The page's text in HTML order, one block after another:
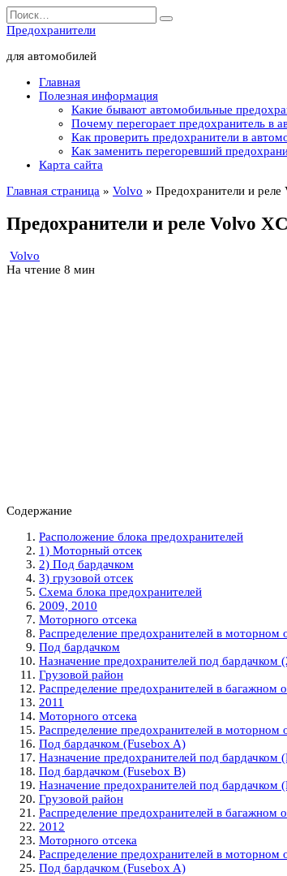
Перейти
к
содержанию
Search
for:
Предохранители
для автомобилей
Главная
Полезная информация
Какие бывают автомобильные
Почему перегорает предохранитель в
Как проверить предохранители в
Как заменить перегоревший
Карта сайта
Главная страница » Volvo » Предохранители и
Предохранители и реле Volvo
Volvo
На чтение 8 мин
Содержание
Расположение блока предохранителей
1) Моторный отсек
2) Под бардачком
3) грузовой отсек
Схема блока предохранителей
2009, 2010
Моторного отсека
Распределение предохранителей в моторном
Под бардачком
Назначение предохранителей под бардачком
Грузовой район
Распределение предохранителей в багажном
2011
Моторного отсека
Распределение предохранителей в моторном
Под бардачком (Fusebox A)
Назначение предохранителей под
Под бардачком (Fusebox B)
Назначение предохранителей под
Грузовой район
Распределение предохранителей в багажном
2012
Моторного отсека
Распределение предохранителей в моторном
Под бардачком (Fusebox A)